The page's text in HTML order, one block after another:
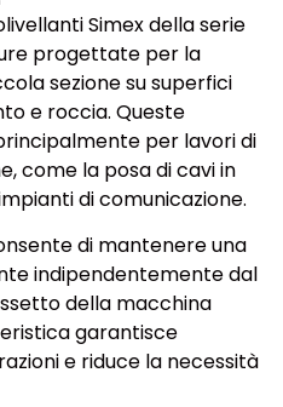
Simex della serie
progettate per la
sezione su superfici
e roccia. Queste
per lavori di
come la posa di cavi in
di comunicazione.
di mantenere una
indipendentemente dal
della macchina
garantisce
e riduce la necessità